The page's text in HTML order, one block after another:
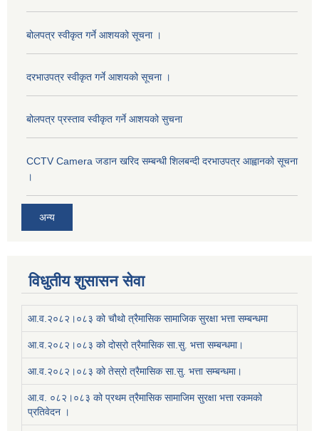
बोलपत्र स्वीकृत गर्ने आशयको सूचना ।
दरभाउपत्र स्वीकृत गर्ने आशयको सूचना ।
बोलपत्र प्रस्ताव स्वीकृत गर्ने आशयको सुचना
CCTV Camera जडान खरिद सम्बन्धी शिलबन्दी दरभाउपत्र आह्वानको सूचना
।
अन्य
विधुतीय शुसासन सेवा
आ.व.२०८२।०८३ को चौथो त्रैमासिक सामाजिक सुरक्षा भत्ता सम्बन्धमा
आ.व.२०८२।०८३ को दोस्रो त्रैमासिक सा.सु. भत्ता सम्बन्धमा।
आ.व.२०८२।०८३ को तेस्रो त्रैमासिक सा.सु. भत्ता सम्बन्धमा।
आ.व. ०८२।०८३ को प्रथम त्रैमासिक सामाजिम सुरक्षा भत्ता रकमको
प्रतिवेदन ।